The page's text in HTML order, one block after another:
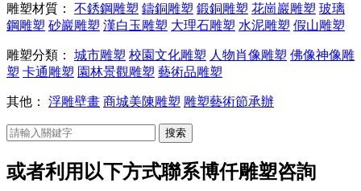
雕塑材質： 不銹鋼雕塑 鑄銅雕塑 鍛銅雕塑 花崗巖雕塑 玻璃
鋼雕塑 砂巖雕塑 漢白玉雕塑 大理石雕塑 水泥雕塑 假山雕塑
雕塑分類： 城市雕塑 校園文化雕塑 人物肖像雕塑 佛像神像雕
塑 卡通雕塑 園林景觀雕塑 藝術品雕塑
其他： 浮雕壁畫 商城美陳雕塑 雕塑藝術節承辦
搜索
或者利用以下方式聯系博仟雕塑咨詢